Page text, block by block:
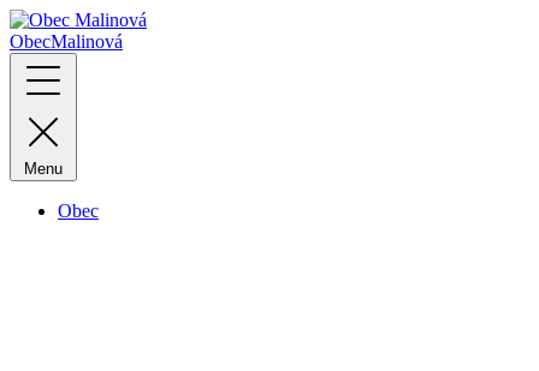
ObecMalinová
Menu
Obec